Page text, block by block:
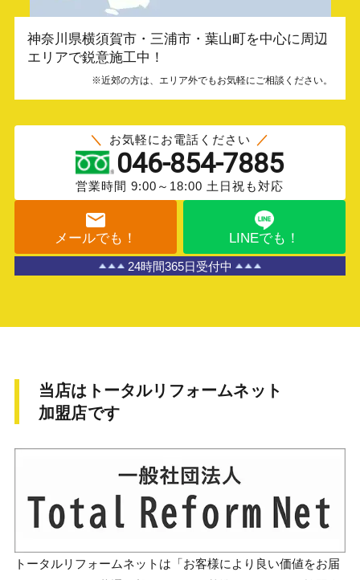
神奈川県横須賀市・三浦市・葉山町を中心に周辺
エリアで鋭意施工中！
※近郊の方は、エリア外でもお気軽にご相談ください。
お気軽にお電話ください
046-854-7885
営業時間 9:00～18:00 土日祝も対応
メールでも！ LINEでも！
24時間365日受付中
当店はトータルリフォームネット
加盟店です
トータルリフォームネットは「お客様により良い価値をお届